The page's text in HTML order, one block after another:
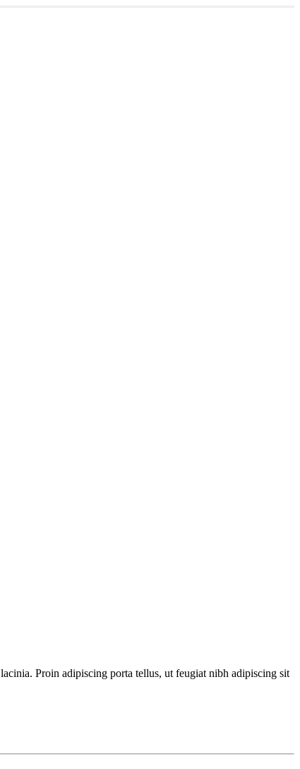
lacinia. Proin adipiscing porta tellus, ut feugiat nibh adipiscing sit